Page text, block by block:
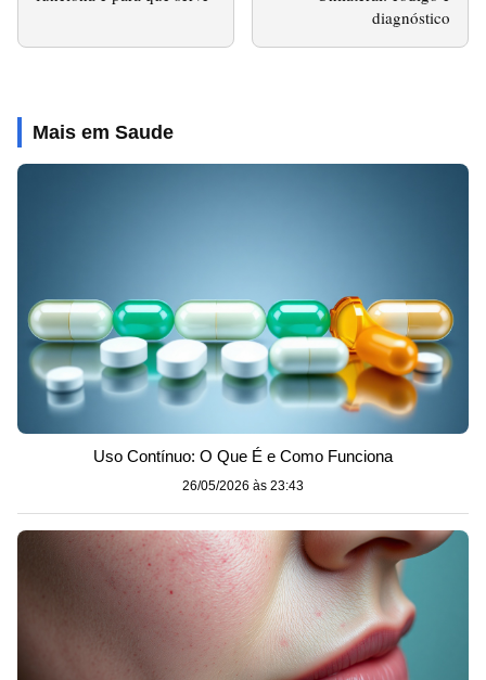
diagnóstico
Mais em Saude
Uso Contínuo: O Que É e Como Funciona
26/05/2026 às 23:43